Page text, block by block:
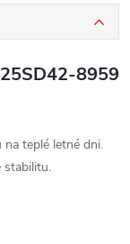
8959
teplé letné dni.
stabilitu.